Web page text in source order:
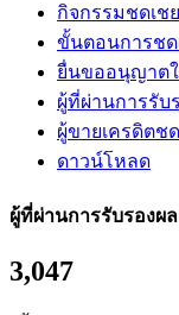
กิจกรรมชดเช
ขั้นตอนการช
ยื่นขออนุญาตใ
ผู้ที่ผ่านการรับ
ผู้ขายเครดิตช
ดาวน์โหลด
ผู้ที่ผ่านการรับรองผ
3,047